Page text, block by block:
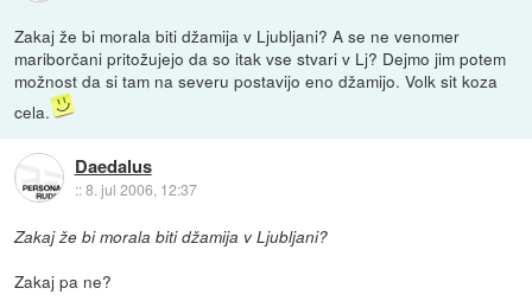
Zakaj že bi morala biti džamija v Ljubljani? A se ne venomer
mariborčani pritožujejo da so itak vse stvari v Lj? Dejmo jim potem
možnost da si tam na severu postavijo eno džamijo. Volk sit koza
cela.
Daedalus
::8. jul 2006, 12:37
Zakaj že bi morala biti džamija v Ljubljani?
Zakaj pa ne?